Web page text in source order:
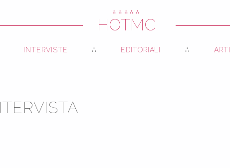
HOTMC
∴∴∴∴∴
INTERVISTE EDITORIALI